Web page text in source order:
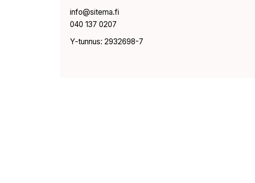
info@sitema.fi
040 137 0207
Y-tunnus: 2932698-7